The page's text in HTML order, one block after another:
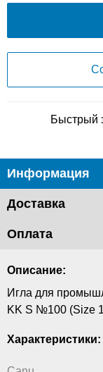
Быстрый
Информация
Доставка
Оплата
Описание:
Игла для
KK S №100 (Size
Характеристики: